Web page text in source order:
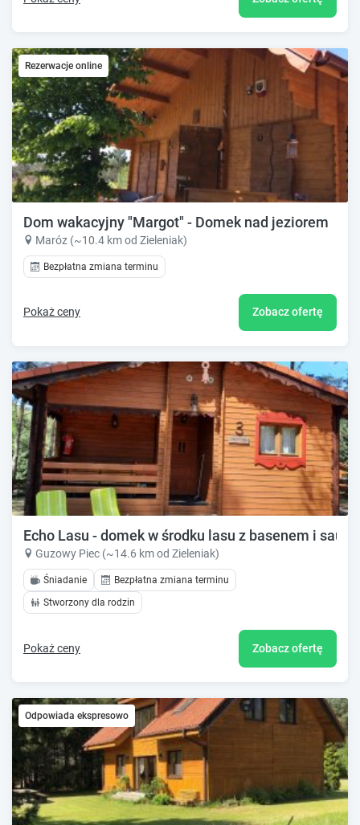
Rezerwacje online
Dom wakacyjny "Margot" - Domek nad jeziorem
Maróz (~10.4 km od Zieleniak)
Bezpłatna zmiana terminu
Pokaż ceny Zobacz ofertę
Echo Lasu - domek w środku lasu z basenem i sauną
Guzowy Piec (~14.6 km od Zieleniak)
Śniadanie
Bezpłatna zmiana terminu
Stworzony dla rodzin
Pokaż ceny Zobacz ofertę
Odpowiada ekspresowo